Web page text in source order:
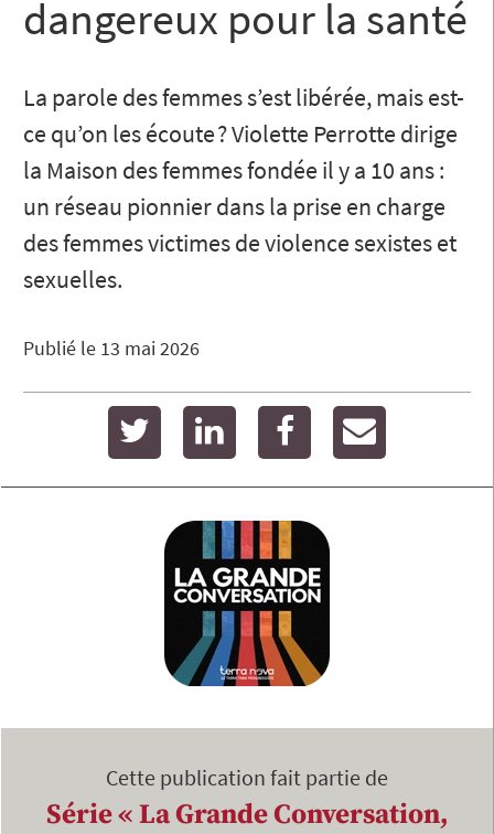
dangereux pour la santé
La parole des femmes s’est libérée, mais est-
ce qu’on les écoute ? Violette Perrotte dirige
la Maison des femmes fondée il y a 10 ans :
un réseau pionnier dans la prise en charge
des femmes victimes de violence sexistes et
sexuelles.
Publié le 13 mai 2026
twitter linkedin facebook
Cette publication fait partie de
Série « La Grande Conversation,